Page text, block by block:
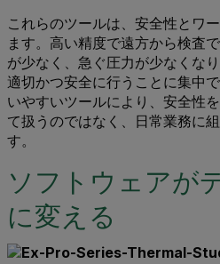
これらのツールは、安全性とワ
ます。高い精度で遠方から検査
が少なく、急ぐ圧力が少なくな
適切かつ安全に行うことに集中
いやすいツールにより、安全性
て扱うのではなく、日常業務に
す。
ソフトウェアが
に変える